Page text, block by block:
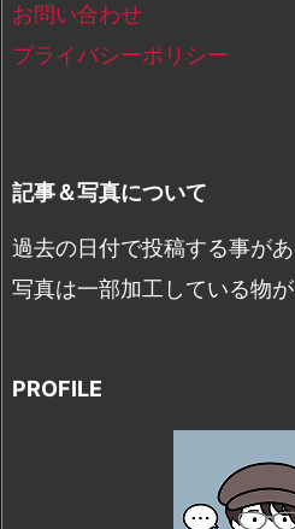
お問い合わせ
プライバシーポリシー
記事＆写真について
過去の日付で投稿する事があ
写真は一部加工している物が
PROFILE